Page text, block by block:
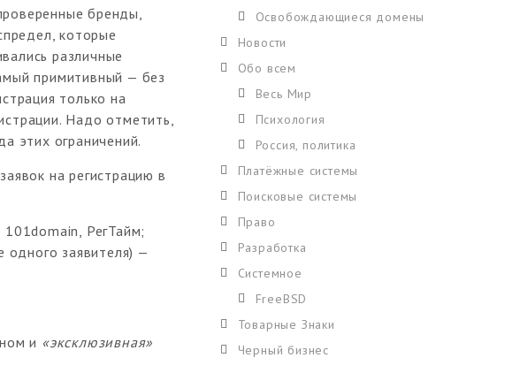
бренды,
которые
различные
примитивный — без
только на
Надо отметить,
этих ограничений.
на регистрацию в
РегТайм;
заявителя) —
и «эксклюзивная»
Освобождающиеся домены
Новости
Обо всем
Весь Мир
Психология
Россия, политика
Платёжные системы
Поисковые системы
Право
Разработка
Системное
FreeBSD
Товарные Знаки
Черный бизнес